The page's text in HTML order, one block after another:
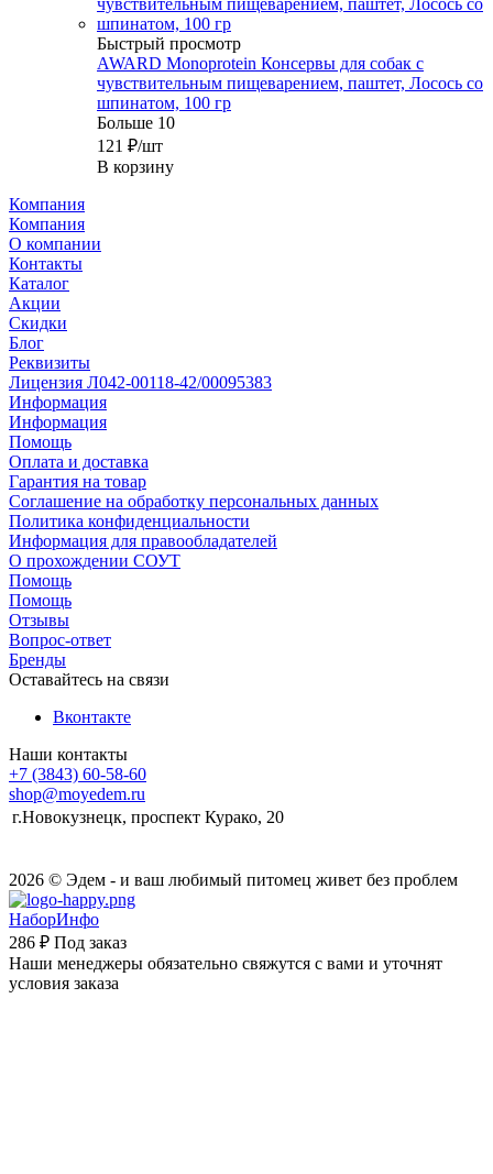
Быстрый просмотр
AWARD Monoprotein Консервы для собак с
чувствительным пищеварением, паштет, Лосось со
шпинатом, 100 гр
Больше 10
121 ₽/шт
В корзину
Компания
Компания
О компании
Контакты
Каталог
Акции
Скидки
Блог
Реквизиты
Лицензия Л042-00118-42/00095383
Информация
Информация
Помощь
Оплата и доставка
Гарантия на товар
Соглашение на обработку персональных данных
Политика конфиденциальности
Информация для правообладателей
О прохождении СОУТ
Помощь
Помощь
Отзывы
Вопрос-ответ
Бренды
Оставайтесь на связи
Вконтакте
Наши контакты
+7 (3843) 60-58-60
shop@moyedem.ru
г.Новокузнецк, проспект Курако, 20
2026 © Эдем - и ваш любимый питомец живет без проблем
НаборИнфо
286 ₽ Под заказ
Наши менеджеры обязательно свяжутся с вами и уточнят
условия заказа